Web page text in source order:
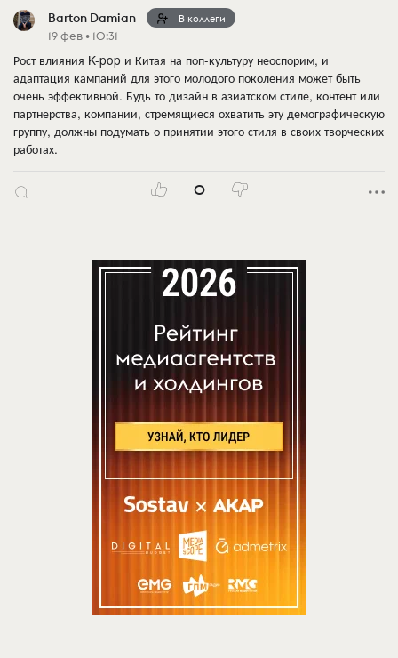
Barton Damian В коллеги
19 фев • 10:31
Рост влияния K-pop и Китая на поп-культуру неоспорим, и
адаптация кампаний для этого молодого поколения может быть
очень эффективной. Будь то дизайн в азиатском стиле, контент или
партнерства, компании, стремящиеся охватить эту демографическую
группу, должны подумать о принятии этого стиля в своих творческих
работах.
0